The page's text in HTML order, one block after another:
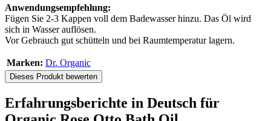
Anwendungsempfehlung:
Fügen Sie 2-3 Kappen voll dem Badewasser hinzu. Das Öl wird
sich in Wasser auflösen.
Vor Gebrauch gut schütteln und bei Raumtemperatur lagern.
Marken: Dr. Organic
Dieses Produkt bewerten
Erfahrungsberichte in Deutsch für